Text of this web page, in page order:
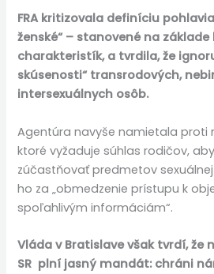
FRA kritizovala definíciu
ženské“ – stanovené na
charakteristík, a tvrdila, že
skúsenosti“ transrodových,
intersexuálnych osôb.
Agentúra navyše namietala proti
ktoré vyžaduje súhlas rodičov,
zúčastňovať predmetov
ho za „obmedzenie prístupu k
spoľahlivým informáciám“.
Vláda v Bratislave však tvrdí, že
SR plní jasný mandát: chráni